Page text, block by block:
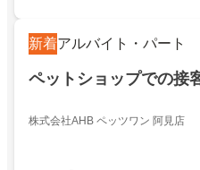
新着アルバイト・パート
ペットショップでの接
株式会社AHB ペッツワン 阿見店